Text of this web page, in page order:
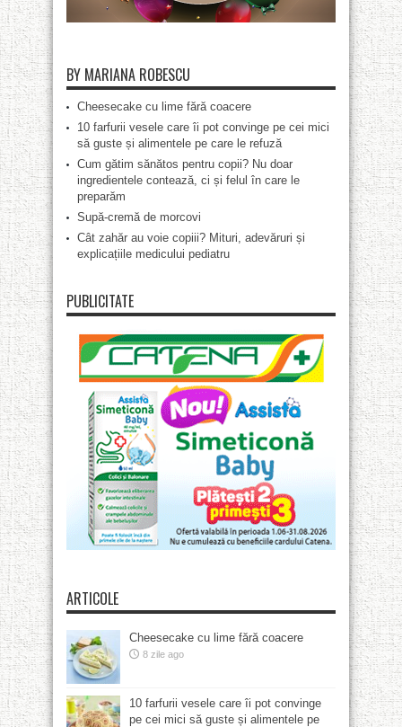
BY MARIANA ROBESCU
Cheesecake cu lime fără coacere
10 farfurii vesele care îi pot convinge pe cei mici
să guste și alimentele pe care le refuză
Cum gătim sănătos pentru copii? Nu doar
ingredientele contează, ci și felul în care le
preparăm
Supă-cremă de morcovi
Cât zahăr au voie copiii? Mituri, adevăruri și
explicațiile medicului pediatru
PUBLICITATE
ARTICOLE
Cheesecake cu lime fără coacere
8 zile ago
10 farfurii vesele care îi pot convinge
pe cei mici să guste și alimentele pe